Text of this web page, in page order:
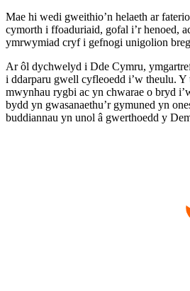
Mae hi wedi gweithio’n helaeth ar
cymorth i ffoaduriaid, gofal i’r henoed,
ymrwymiad cryf i gefnogi unigolion
Ar ôl dychwelyd i Dde Cymru,
i ddarparu gwell cyfleoedd i’w theulu. Y
mwynhau rygbi ac yn chwarae o bryd
bydd yn gwasanaethu’r gymuned yn
buddiannau yn unol â gwerthoedd y